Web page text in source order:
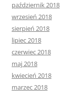
październik 2018
wrzesień 2018
sierpień 2018
lipiec 2018
czerwiec 2018
maj 2018
kwiecień 2018
marzec 2018